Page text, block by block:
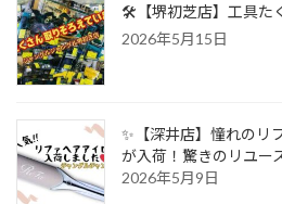
🛠️【堺初芝店】工具た
2026年5月15日
✨【深井店】憧れのリ
が入荷！驚きのリユー
2026年5月9日